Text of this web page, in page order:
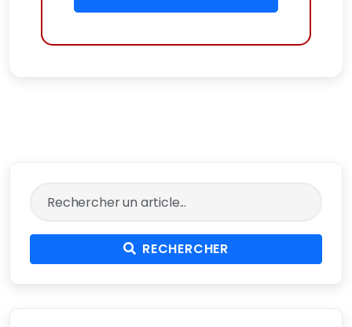
RECHERCHER